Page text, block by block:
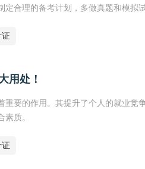
合理的备考计划，多做真题和模拟试
用处！
要的作用。其提升了个人的就业竞
质。